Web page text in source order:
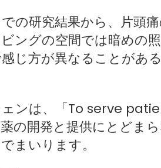
の研究結果から、片頭
ングの空間では暗めの
じ方が異なることがあ
ンは、「To serve
の開発と提供にとどま
まいります。